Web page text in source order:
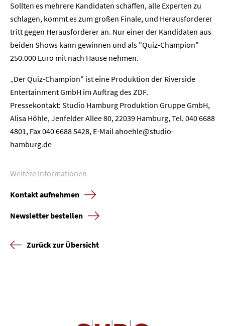
Sollten es mehrere Kandidaten schaffen, alle Experten zu
schlagen, kommt es zum großen Finale, und Herausforderer
tritt gegen Herausforderer an. Nur einer der Kandidaten aus
beiden Shows kann gewinnen und als "Quiz-Champion"
250.000 Euro mit nach Hause nehmen.
„Der Quiz-Champion" ist eine Produktion der Riverside
Entertainment GmbH im Auftrag des ZDF.
Pressekontakt: Studio Hamburg Produktion Gruppe GmbH,
Alisa Höhle, Jenfelder Allee 80, 22039 Hamburg, Tel. 040 6688
4801, Fax 040 6688 5428, E-Mail ahoehle@studio-
hamburg.de
Weitere Informationen
Kontakt aufnehmen
Newsletter bestellen
Zurück zur Übersicht
Home
Unternehmen
Presse
Karriere
Kontakt
Datenschutz